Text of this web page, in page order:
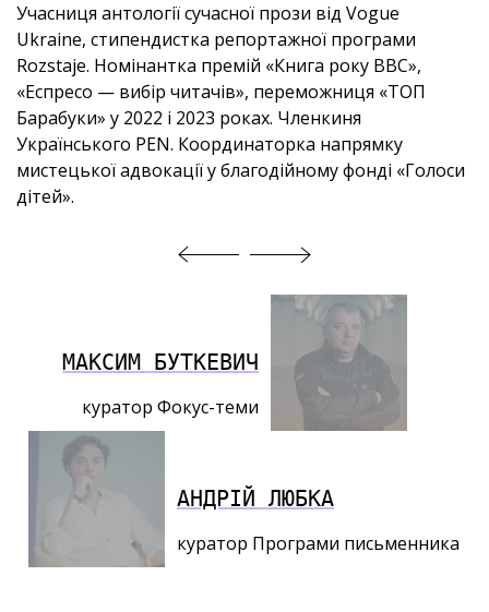
Учасниця антології сучасної прози від Vogue
Ukraine, стипендистка репортажної програми
Rozstaje. Номінантка премій «Книга року ВВС»,
«Еспресо — вибір читачів», переможниця «ТОП
Барабуки» у 2022 і 2023 роках. Членкиня
Українського PEN. Координаторка напрямку
мистецької адвокації у благодійному фонді «Голоси
дітей».
МАКСИМ БУТКЕВИЧ
куратор Фокус-теми
АНДРІЙ ЛЮБКА
куратор Програми письменника